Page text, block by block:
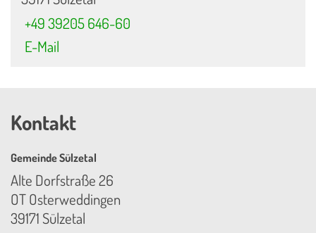
+49 39205 646-60
E-Mail
Kontakt
Gemeinde Sülzetal
Alte Dorfstraße 26
OT Osterweddingen
39171 Sülzetal